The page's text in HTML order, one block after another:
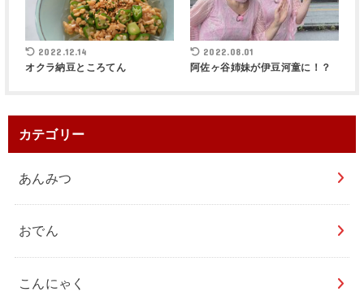
2022.12.14
オクラ納豆ところてん
2022.08.01
阿佐ヶ谷姉妹が伊豆河童に！？
カテゴリー
あんみつ
おでん
こんにゃく